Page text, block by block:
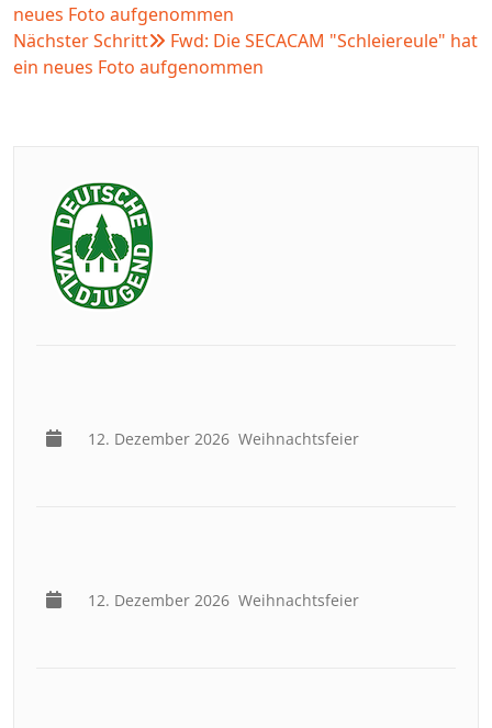
neues Foto aufgenommen
Nächster Schritt
Fwd: Die SECACAM "Schleiereule" hat
ein neues Foto aufgenommen
12. Dezember 2026 Weihnachtsfeier
12. Dezember 2026 Weihnachtsfeier